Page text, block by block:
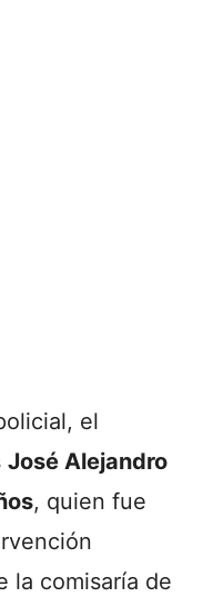
el
José Alejandro
, quien fue
la comisaría de